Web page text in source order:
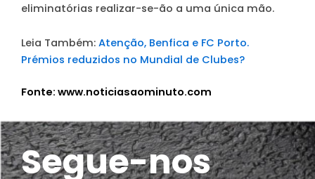
eliminatórias realizar-se-ão a uma única mão.
Leia Também: Atenção, Benfica e FC Porto.
Prémios reduzidos no Mundial de Clubes?
Fonte: www.noticiasaominuto.com
Segue-nos